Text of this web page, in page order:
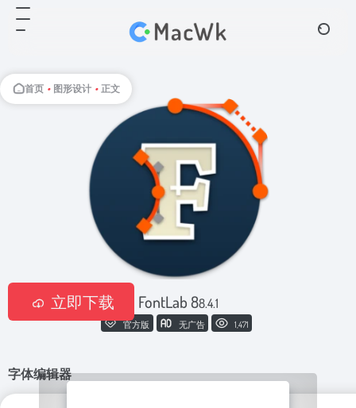
首页 • 图形设计 • 正文
FontLab 88.4.1
官方版 无广告 1,471
字体编辑器
立即下载